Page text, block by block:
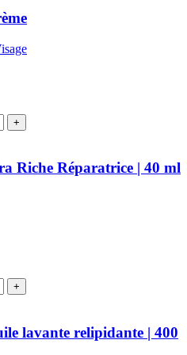
Riche Réparatrice | 40 ml
lavante relipidante | 400